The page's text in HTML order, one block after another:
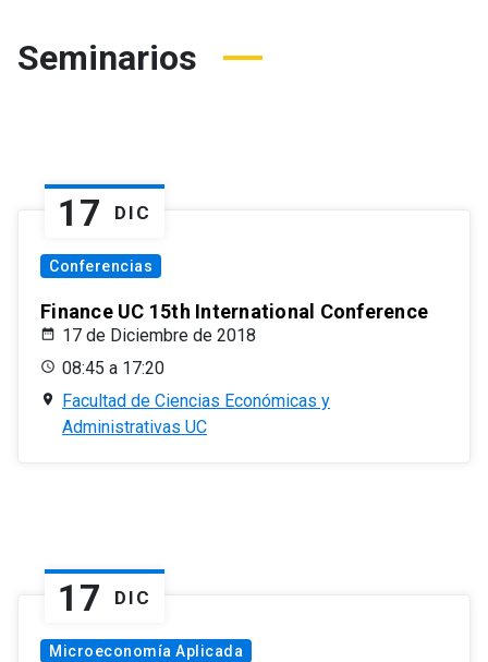
Seminarios
17 DIC
Conferencias
Finance UC 15th International Conference
17 de Diciembre de 2018
08:45 a 17:20
Facultad de Ciencias Económicas y
Administrativas UC
17 DIC
Microeconomía Aplicada